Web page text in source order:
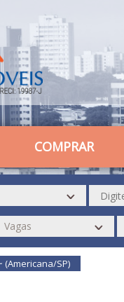
COMPRAR
(Americana/SP)